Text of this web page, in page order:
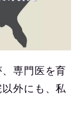
専門医を育
外にも、私